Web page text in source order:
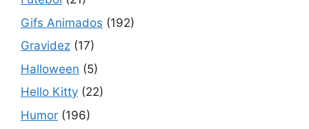
Gifs Animados (192)
Gravidez (17)
Halloween (5)
Hello Kitty (22)
Humor (196)